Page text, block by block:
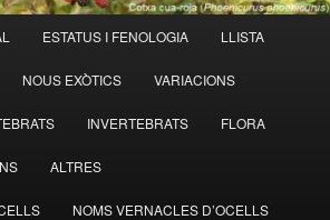
ESTATUS I FENOLOGIA LLISTA
NOUS EXÒTICS VARIACIONS
INVERTEBRATS FLORA
ALTRES
NOMS VERNACLES D’OCELLS